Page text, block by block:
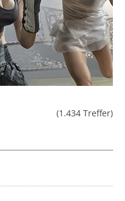
(1.434 Treffer)